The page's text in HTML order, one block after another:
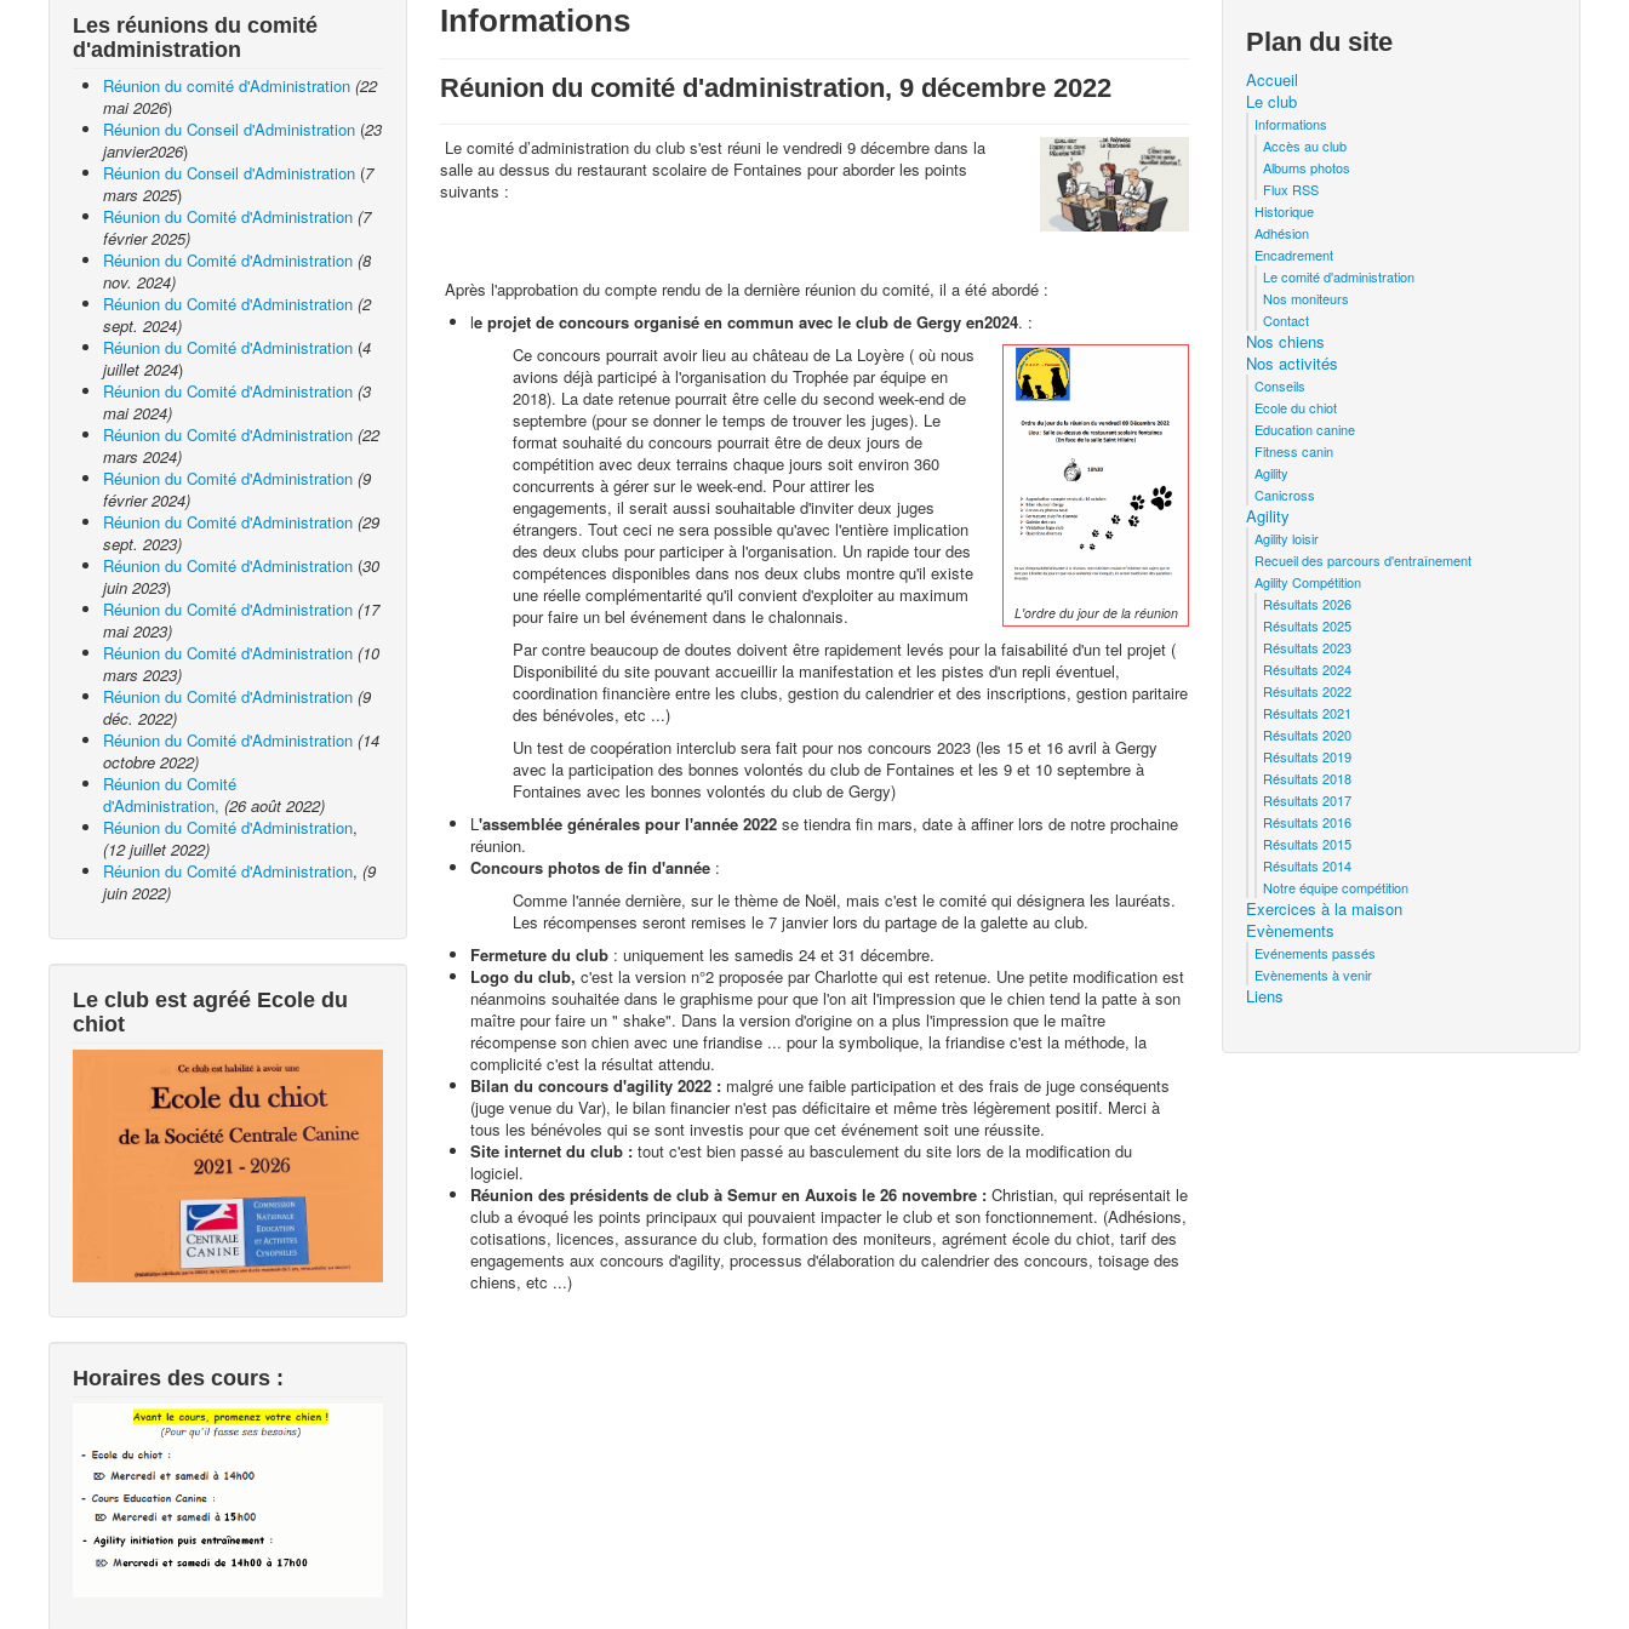
Les réunions du comité
d'administration
Réunion du comité d'Administration (22
mai 2026)
Réunion du Conseil d'Administration (23
janvier2026)
Réunion du Conseil d'Administration (7
mars 2025)
Réunion du Comité d'Administration (7
février 2025)
Réunion du Comité d'Administration (8
nov. 2024)
Réunion du Comité d'Administration (2
sept. 2024)
Réunion du Comité d'Administration (4
juillet 2024)
Réunion du Comité d'Administration (3
mai 2024)
Réunion du Comité d'Administration (22
mars 2024)
Réunion du Comité d'Administration (9
février 2024)
Réunion du Comité d'Administration (29
sept. 2023)
Réunion du Comité d'Administration (30
juin 2023)
Réunion du Comité d'Administration (17
mai 2023)
Réunion du Comité d'Administration (10
mars 2023)
Réunion du Comité d'Administration (9
déc. 2022)
Réunion du Comité d'Administration (14
octobre 2022)
Réunion du Comité
d'Administration, (26 août 2022)
Réunion du Comité d'Administration,
(12 juillet 2022)
Réunion du Comité d'Administration, (9
juin 2022)
Le club est agréé Ecole du
chiot
Horaires des cours :
Informations
Réunion du comité d'administration, 9 décembre 2022
Le comité d’administration du club s'est réuni le vendredi 9 décembre dans la
salle au dessus du restaurant scolaire de Fontaines pour aborder les points
suivants :
Après l'approbation du compte rendu de la dernière réunion du comité, il a été abordé :
le projet de concours organisé en commun avec le club de Gergy en2024. :
L'ordre du jour de la réunion
Ce concours pourrait avoir lieu au château de La Loyère ( où nous
avions déjà participé à l'organisation du Trophée par équipe en
2018). La date retenue pourrait être celle du second week-end de
septembre (pour se donner le temps de trouver les juges). Le
format souhaité du concours pourrait être de deux jours de
compétition avec deux terrains chaque jours soit environ 360
concurrents à gérer sur le week-end. Pour attirer les
engagements, il serait aussi souhaitable d'inviter deux juges
étrangers. Tout ceci ne sera possible qu'avec l'entière implication
des deux clubs pour participer à l'organisation. Un rapide tour des
compétences disponibles dans nos deux clubs montre qu'il existe
une réelle complémentarité qu'il convient d'exploiter au maximum
pour faire un bel événement dans le chalonnais.
Par contre beaucoup de doutes doivent être rapidement levés pour la faisabilité d'un tel projet (
Disponibilité du site pouvant accueillir la manifestation et les pistes d'un repli éventuel,
coordination financière entre les clubs, gestion du calendrier et des inscriptions, gestion paritaire
des bénévoles, etc ...)
Un test de coopération interclub sera fait pour nos concours 2023 (les 15 et 16 avril à Gergy
avec la participation des bonnes volontés du club de Fontaines et les 9 et 10 septembre à
Fontaines avec les bonnes volontés du club de Gergy)
L'assemblée générales pour l'année 2022se tiendra fin mars, date à affiner lors de notre prochaine
réunion.
Concours photos de fin d'année:
Comme l'année dernière, sur le thème de Noël, mais c'est le comité qui désignera les lauréats.
Les récompenses seront remises le 7 janvier lors du partage de la galette au club.
Fermeture du club: uniquement les samedis 24 et 31 décembre.
Logo du club, c'est la version n°2 proposée par Charlotte qui est retenue. Une petite modification est
néanmoins souhaitée dans le graphisme pour que l'on ait l'impression que le chien tend la patte à son
maître pour faire un " shake". Dans la version d'origine on a plus l'impression que le maître
récompense son chien avec une friandise ... pour la symbolique, la friandise c'est la méthode, la
complicité c'est la résultat attendu.
Bilan du concours d'agility 2022 : malgré une faible participation et des frais de juge conséquents
(juge venue du Var), le bilan financier n'est pas déficitaire et même très légèrement positif. Merci à
tous les bénévoles qui se sont investis pour que cet événement soit une réussite.
Site internet du club :tout c'est bien passé au basculement du site lors de la modification du
logiciel.
Réunion des présidents de club à Semur en Auxois le 26 novembre :Christian, qui représentait le
club a évoqué les points principaux qui pouvaient impacter le club et son fonctionnement. (Adhésions,
cotisations, licences, assurance du club, formation des moniteurs, agrément école du chiot, tarif des
engagements aux concours d'agility, processus d'élaboration du calendrier des concours, toisage des
chiens, etc ...)
Plan du site
Accueil
Le club
Informations
Accès au club
Albums photos
Flux RSS
Historique
Adhésion
Encadrement
Le comité d'administration
Nos moniteurs
Contact
Nos chiens
Nos activités
Conseils
Ecole du chiot
Education canine
Fitness canin
Agility
Canicross
Agility
Agility loisir
Recueil des parcours d'entraînement
Agility Compétition
Résultats 2026
Résultats 2025
Résultats 2023
Résultats 2024
Résultats 2022
Résultats 2021
Résultats 2020
Résultats 2019
Résultats 2018
Résultats 2017
Résultats 2016
Résultats 2015
Résultats 2014
Notre équipe compétition
Exercices à la maison
Evènements
Evénements passés
Evènements à venir
Liens